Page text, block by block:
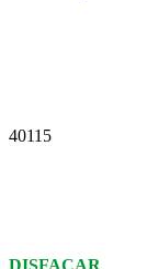
40115